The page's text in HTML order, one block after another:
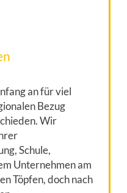
an für viel
Bezug
Wir
Schule,
Unternehmen am
Töpfen, doch nach